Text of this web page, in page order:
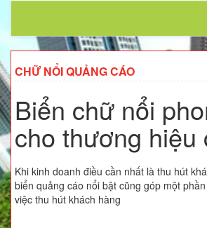
CHỮ NỔI QUẢNG CÁO
Biển chữ nổi
cho thương hiệu
Khi kinh doanh điều cần nhất là thu hút
biển quảng cáo nổi bật cũng góp một
việc thu hút khách hàng